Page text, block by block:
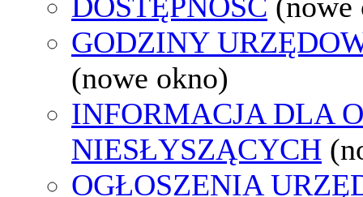
GODZINY
(nowe okno)
INFORMACJA DLA
NIESŁYSZĄCYCH
OGŁOSZENIA